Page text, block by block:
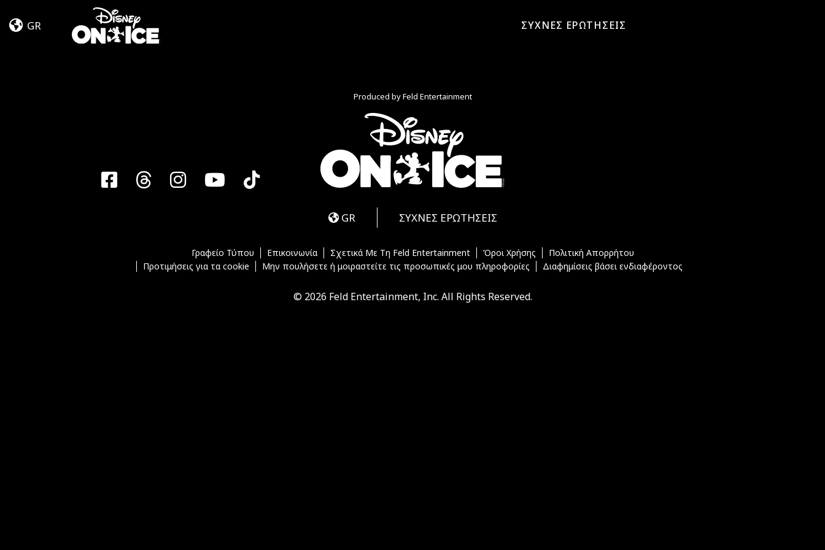
Dance
GR ΣΥΧΝΕΣ ΕΡΩΤΗΣΕΙΣ
Facebook
ThreadsInstagramYouTube
Tiktok
Produced by Feld Entertainment
GR ΣΥΧΝΕΣ ΕΡΩΤΗΣΕΙΣ
Γραφείο Τύπου Επικοινωνία Σχετικά Με Τη Feld Entertainment Όροι Χρήσης
Πολιτική Απορρήτου
Προτιμήσεις για τα cookie
Μην πουλήσετε ή μοιραστείτε τις προσωπικές μου πληροφορίες Διαφημίσεις βάσει ενδιαφέροντος
© 2026 Feld Entertainment, Inc. All Rights Reserved.